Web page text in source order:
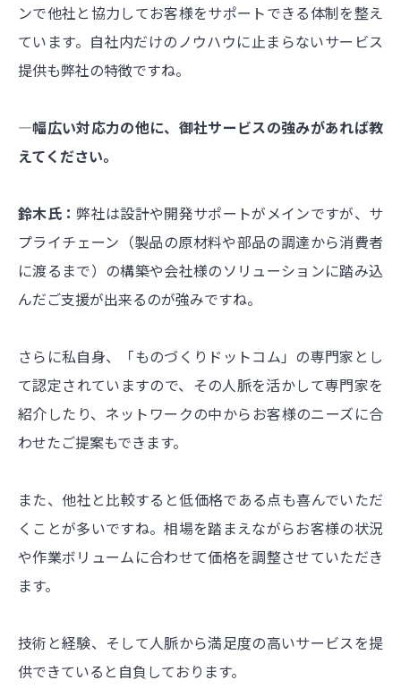
ンで他社と協力してお客様をサポートできる体制を整え
ています。自社内だけのノウハウに止まらないサービス
提供も弊社の特徴ですね。
―幅広い対応力の他に、御社サービスの強みがあれば教
えてください。
鈴木氏：弊社は設計や開発サポートがメインですが、サ
プライチェーン（製品の原材料や部品の調達から消費者
に渡るまで）の構築や会社様のソリューションに踏み込
んだご支援が出来るのが強みですね。
さらに私自身、「ものづくりドットコム」の専門家とし
て認定されていますので、その人脈を活かして専門家を
紹介したり、ネットワークの中からお客様のニーズに合
わせたご提案もできます。
また、他社と比較すると低価格である点も喜んでいただ
くことが多いですね。相場を踏まえながらお客様の状況
や作業ボリュームに合わせて価格を調整させていただき
ます。
技術と経験、そして人脈から満足度の高いサービスを提
供できていると自負しております。